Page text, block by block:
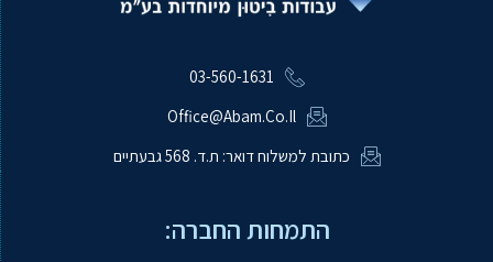
03-560-1631
Office@abam.co.il
כתובת למשלוח דואר: ת.ד. 568 גבעתיים
התמחות החברה: